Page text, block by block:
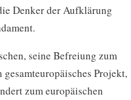
Denker der Aufklärung
seine Befreiung zum
Projekt,
zum europäischen